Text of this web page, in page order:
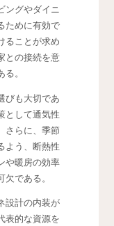
ングやダイニ
ために有効で
ることが求め
との接続を意
。
びも大切であ
として通気性
さらに、季節
よう、断熱性
や暖房の効率
である。
設計の内装が
表的な資源を